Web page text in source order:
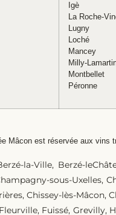
Igè
La Roche-
Lugny
Loché
Mancey
Milly-
Montbellet
Péronne
Mâcon est réservée aux
la-Ville, Berzé-
sous-Uxelles,
Chissey-lès-
Fuissé, Grevilly,